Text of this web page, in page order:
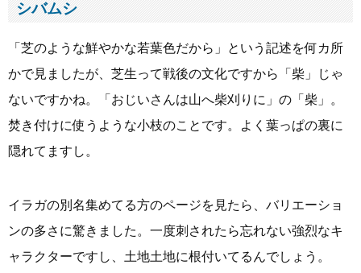
シバムシ
「芝のような鮮やかな若葉色だから」という記述を何カ所
かで見ましたが、芝生って戦後の文化ですから「柴」じゃ
ないですかね。「おじいさんは山へ柴刈りに」の「柴」。
焚き付けに使うような小枝のことです。よく葉っぱの裏に
隠れてますし。
イラガの別名集めてる方のページを見たら、バリエーショ
ンの多さに驚きました。一度刺されたら忘れない強烈なキ
ャラクターですし、土地土地に根付いてるんでしょう。